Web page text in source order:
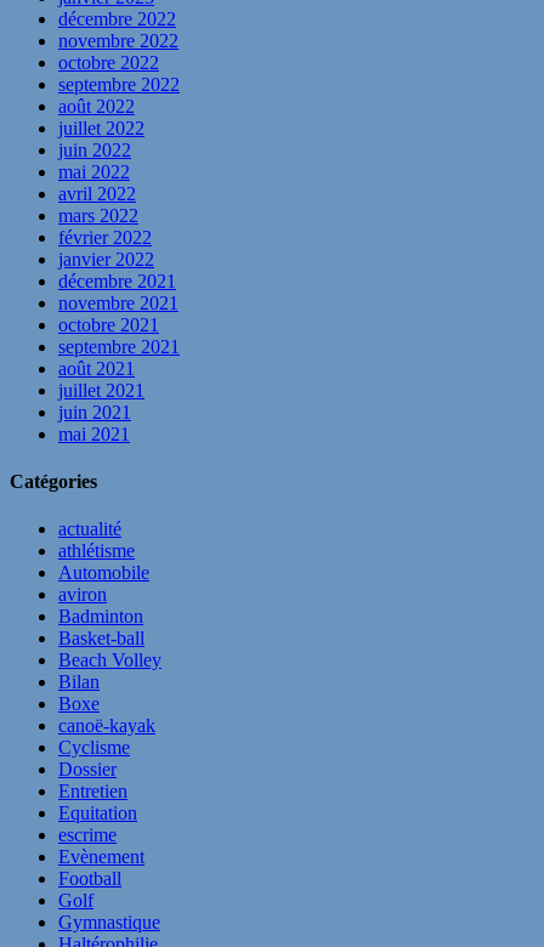
décembre 2022
novembre 2022
octobre 2022
septembre 2022
août 2022
juillet 2022
juin 2022
mai 2022
avril 2022
mars 2022
février 2022
janvier 2022
décembre 2021
novembre 2021
octobre 2021
septembre 2021
août 2021
juillet 2021
juin 2021
mai 2021
Catégories
actualité
athlétisme
Automobile
aviron
Badminton
Basket-ball
Beach Volley
Bilan
Boxe
canoë-kayak
Cyclisme
Dossier
Entretien
Equitation
escrime
Evènement
Football
Golf
Gymnastique